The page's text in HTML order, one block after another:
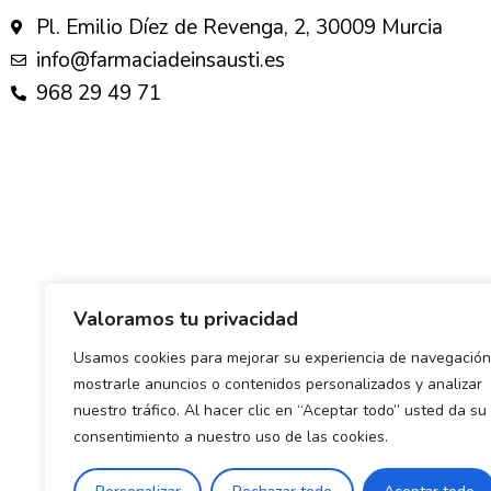
Valoramos tu privacidad
Usamos cookies para mejorar su experiencia de
mostrarle anuncios o contenidos personalizados y analizar
nuestro tráfico. Al hacer clic en “Aceptar todo” usted da su
consentimiento a nuestro uso de las cookies.
Pl. Emilio Díez de Revenga, 2, 30009 Murcia
info@farmaciadeinsausti.es
968 29 49 71